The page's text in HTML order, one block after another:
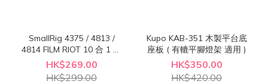
SmallRig 4375 / 4813 /
4814 FILM RIOT 10 合 1 折
疊工具套裝 ( 黑色 / 紅色 / 綠
色 )
HK$269.00
HK$299.00
Kupo KAB-351 木製平台底
座板 ( 有轆平腳燈架 適用 )
HK$350.00
HK$420.00